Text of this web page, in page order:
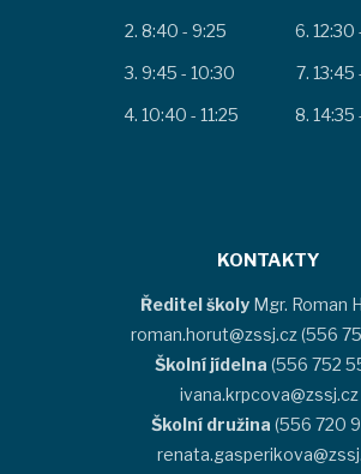
8:40 - 9:25
9:45 - 10:30
10:40 - 11:25
12:30
13:45
14:35
KONTAKTY
Ředitel školy Mgr. Roman
roman.horut@zssj.cz (556
Školní jídelna (556 752
ivana.krpcova@zssj.cz
Školní družina (556 720